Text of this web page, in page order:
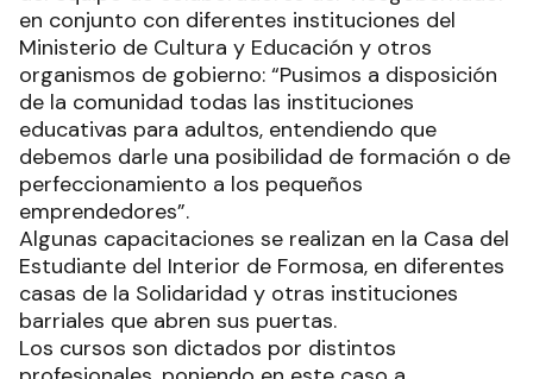
en conjunto con diferentes instituciones del
Ministerio de Cultura y Educación y otros
organismos de gobierno: “Pusimos a disposición
de la comunidad todas las instituciones
educativas para adultos, entendiendo que
debemos darle una posibilidad de formación o de
perfeccionamiento a los pequeños
emprendedores”.
Algunas capacitaciones se realizan en la Casa del
Estudiante del Interior de Formosa, en diferentes
casas de la Solidaridad y otras instituciones
barriales que abren sus puertas.
Los cursos son dictados por distintos